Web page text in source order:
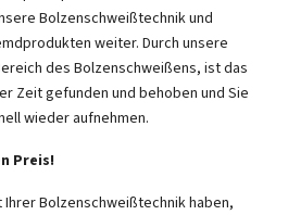
Bolzenschweißtechnik und
weiter. Durch unsere
des Bolzenschweißens, ist das
Zeit gefunden und behoben und Sie
wieder aufnehmen.
Preis!
Ihrer Bolzenschweißtechnik haben,